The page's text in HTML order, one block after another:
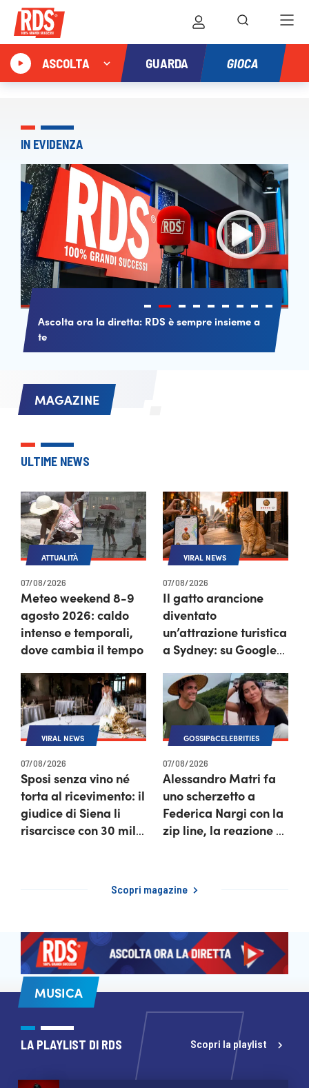
ASCOLTA GUARDA GIOCA
IN EVIDENZA
Ascolta ora la diretta: RDS è sempre insieme a
te
MAGAZINE
ULTIME NEWS
ATTUALITÀ
07/08/2026
Meteo weekend 8-9
agosto 2026: caldo
intenso e temporali,
dove cambia il tempo
VIRAL NEWS
07/08/2026
Il gatto arancione
diventato
un’attrazione turistica
a Sydney: su Google
da star
VIRAL NEWS
07/08/2026
Sposi senza vino né
torta al ricevimento: il
giudice di Siena li
risarcisce con 30 mila
GOSSIP&CELEBRITIES
07/08/2026
Alessandro Matri fa
uno scherzetto a
Federica Nargi con la
zip line, la reazione è
Scopri magazine
MUSICA
LA PLAYLIST DI RDS Scopri la playlist